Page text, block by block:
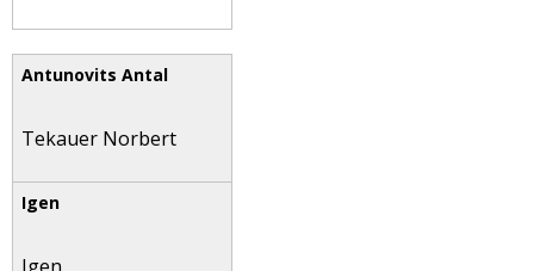
Tekauer Norbert